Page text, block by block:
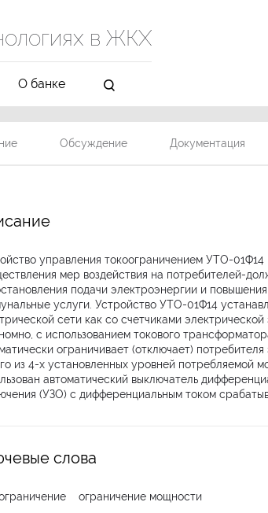
в ЖКХ
О банке
Обсуждение Документация
управления токоограничением УТО-01Ф14
мер воздействия на потребителей-
подачи электроэнергии и
услуги. Устройство УТО-01Ф14
сети как со счетчиками
с использованием токового
ограничивает (отключает)
из 4-х установленных уровней потребляемой
автоматический выключатель
(УЗО) с дифференциальным током
слова
ограничение мощности